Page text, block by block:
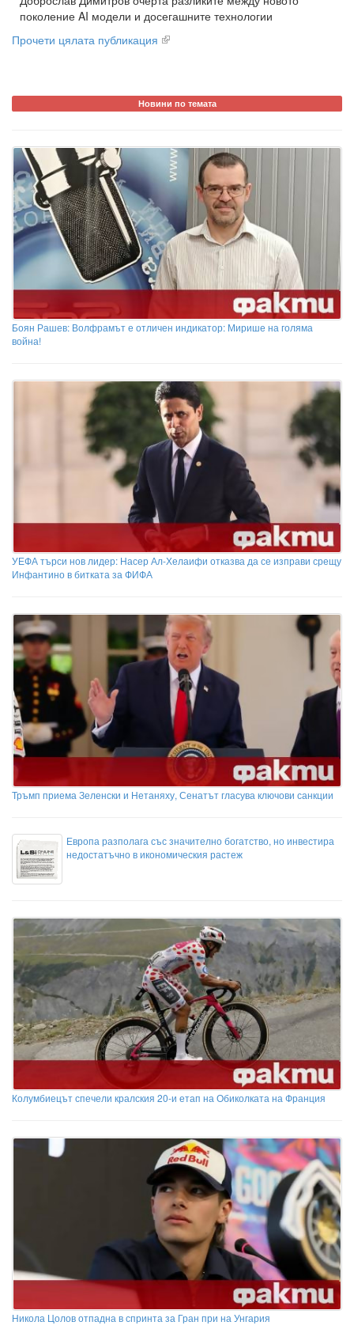
поколение AI модели и досегашните технологии
Прочети цялата публикация
Новини по темата
Боян Рашев: Волфрамът е отличен индикатор: Мирише на голяма
война!
УЕФА търси нов лидер: Насер Ал-Хелаифи отказва да се изправи срещу
Инфантино в битката за ФИФА
Тръмп приема Зеленски и Нетаняху, Сенатът гласува ключови санкции
Европа разполага със значително богатство, но инвестира
недостатъчно в икономическия растеж
Колумбиецът спечели кралския 20-и етап на Обиколката на Франция
Никола Цолов отпадна в спринта за Гран при на Унгария